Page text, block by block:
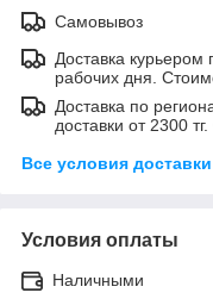
Самовывоз
Доставка курьером
рабочих дня.
Доставка по
доставки от 2300
Все условия доставки
Условия оплаты
Наличными